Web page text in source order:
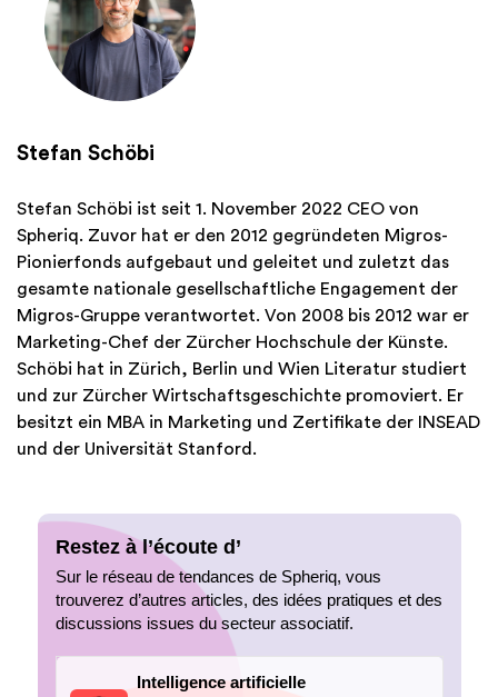
Stefan Schöbi
Stefan Schöbi ist seit 1. November 2022 CEO von
Spheriq. Zuvor hat er den 2012 gegründeten Migros-
Pionierfonds aufgebaut und geleitet und zuletzt das
gesamte nationale gesellschaftliche Engagement der
Migros-Gruppe verantwortet. Von 2008 bis 2012 war er
Marketing-Chef der Zürcher Hochschule der Künste.
Schöbi hat in Zürich, Berlin und Wien Literatur studiert
und zur Zürcher Wirtschaftsgeschichte promoviert. Er
besitzt ein MBA in Marketing und Zertifikate der INSEAD
und der Universität Stanford.
Restez à l’écoute d’
Sur le réseau de tendances de Spheriq, vous
trouverez d’autres articles, des idées pratiques et des
discussions issues du secteur associatif.
Intelligence artificielle